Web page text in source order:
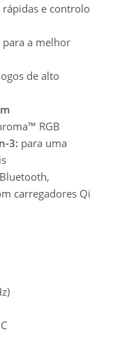
rápidas e controlo
para a melhor
de alto
RGB
3: para uma
Bluetooth,
carregadores Qi